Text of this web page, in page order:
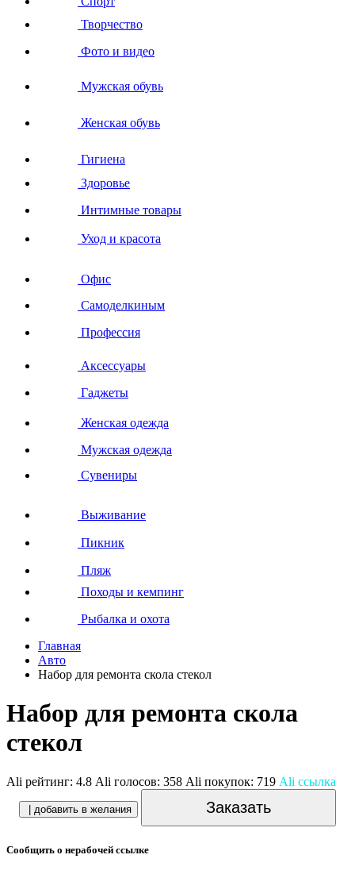
Творчество
Фото и видео
Мужская обувь
Женская обувь
Гигиена
Здоровье
Интимные товары
Уход и красота
Офис
Самоделкиным
Профессия
Аксессуары
Гаджеты
Женская одежда
Мужская одежда
Сувениры
Выживание
Пикник
Пляж
Походы и кемпинг
Рыбалка и охота
Главная
Авто
Набор для ремонта скола стекол
Набор для ремонта скола
стекол
Ali рейтинг: 4.8 Ali голосов: 358 Ali покупок: 719 Ali ссылка
| добавить в желания Заказать
Сообщить о нерабочей ссылке